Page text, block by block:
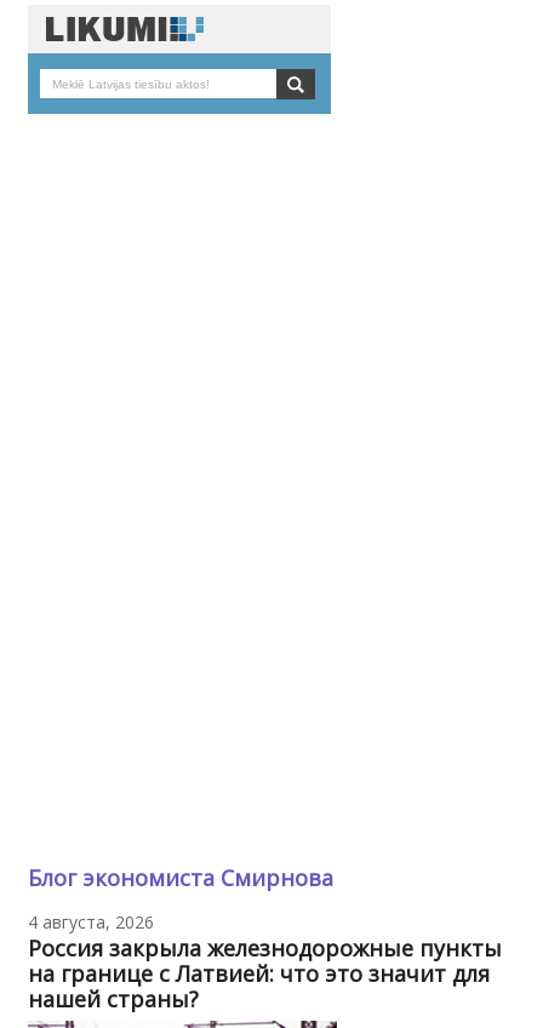
Блог экономиста Смирнова
4 августа, 2026
Россия закрыла железнодорожные пункты
на границе с Латвией: что это значит для
нашей страны?